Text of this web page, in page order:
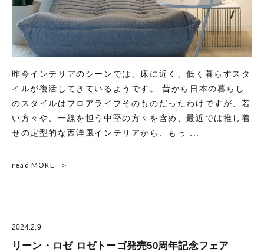
昨今インテリアのシーンでは、床に近く、低く暮らすスタ
イルが復活してきているようです。 昔から日本の暮らし
のスタイルはフロアライフそのものだったわけですが、若
い方々や、一線を担う中堅の方々を含め、最近では推し着
せの定型的な西洋風インテリアから、もっ ...
read MORE
2024.2.9
リーン・ロゼ ロゼトーゴ発売50周年記念フェア